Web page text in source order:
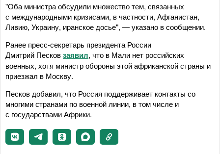
"Оба министра обсудили множество тем, связанных
с международными кризисами, в частности, Афганистан,
Ливию, Украину, иранское досье", — указано в сообщении.
Ранее пресс-секретарь президента России
Дмитрий Песковзаявил, что в Мали нет российских
военных, хотя министр обороны этой африканской страны и
приезжал в Москву.
Песков добавил, что Россия поддерживает контакты со
многими странами по военной линии, в том числе и
с государствами Африки.